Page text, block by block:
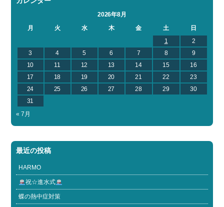
2026年8月
月
火 水 木 金 土
日
1
2
3
4 5 6 7 8
9
10
11 12 13 14 15
16
17
18 19 20 21 22
23
24
25 26 27 28 29
30
31
« 7月
最近の投稿
HARMO
祝☆進水式
蝶の熱中症対策